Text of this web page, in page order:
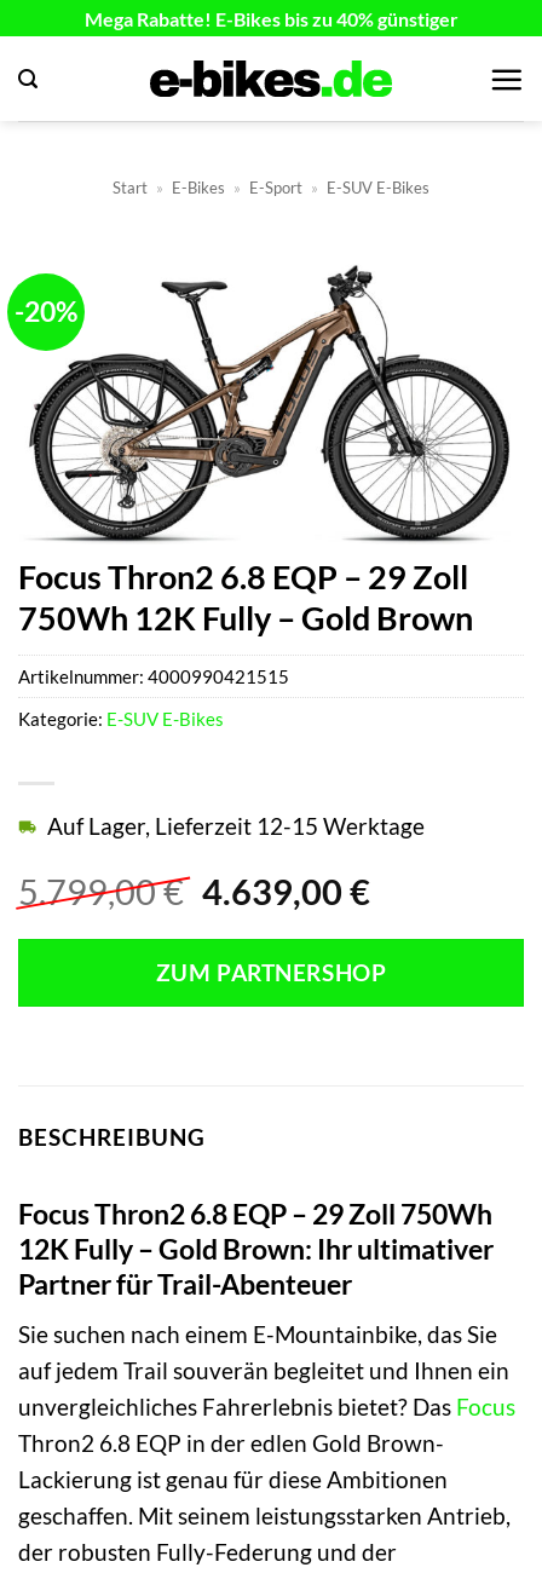
springen
Mega Rabatte! E-Bikes bis zu 40% günstiger
Start » E-Bikes » E-Sport » E-SUV E-Bikes
-20%
Focus Thron2 6.8 EQP – 29 Zoll
750Wh 12K Fully – Gold Brown
5.799,00€ Ursprünglicher
war:
5.799,00 €
4.639,00 €Aktueller
ist:
4.639,00
Auf Lager, Lieferzeit 12-15 Werktage
ZUM PARTNERSHOP
Artikelnummer: 4000990421515
Kategorie: E-SUV E-Bikes
BESCHREIBUNG
Focus Thron2 6.8 EQP – 29 Zoll 750Wh
12K Fully – Gold Brown: Ihr ultimativer
Partner für Trail-Abenteuer
Sie suchen nach einem E-Mountainbike, das Sie
auf jedem Trail souverän begleitet und Ihnen ein
unvergleichliches Fahrerlebnis bietet? Das Focus
Thron2 6.8 EQP in der edlen Gold Brown-
Lackierung ist genau für diese Ambitionen
geschaffen. Mit seinem leistungsstarken Antrieb,
der robusten Fully-Federung und der